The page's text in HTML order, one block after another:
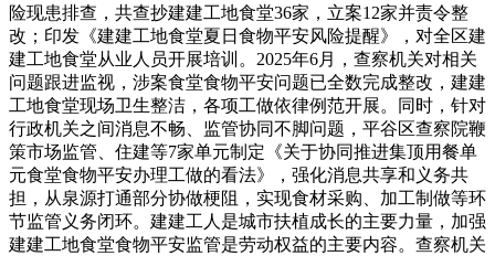
险现患排查，共查抄建建工地食堂36家，立案12家并责令整
改；印发《建建工地食堂夏日食物平安风险提醒》，对全区建
建工地食堂从业人员开展培训。2025年6月，查察机关对相关
问题跟进监视，涉案食堂食物平安问题已全数完成整改，建建
工地食堂现场卫生整洁，各项工做依律例范开展。同时，针对
行政机关之间消息不畅、监管协同不脚问题，平谷区查察院鞭
策市场监管、住建等7家单元制定《关于协同推进集顶用餐单
元食堂食物平安办理工做的看法》，强化消息共享和义务共
担，从泉源打通部分协做梗阻，实现食材采购、加工制做等环
节监管义务闭环。建建工人是城市扶植成长的主要力量，加强
建建工地食堂食物平安监管是劳动权益的主要内容。查察机关